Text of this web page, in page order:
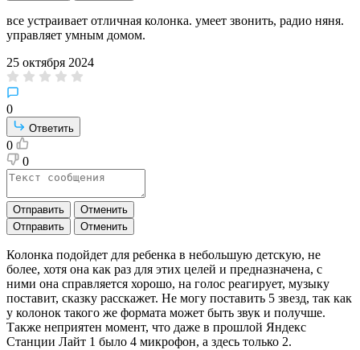
все устраивает отличная колонка. умеет звонить, радио няня.
управляет умным домом.
25 октября 2024
0
Ответить
0
0
Отправить
Отменить
Отправить
Отменить
Колонка подойдет для ребенка в небольшую детскую, не
более, хотя она как раз для этих целей и предназначена, с
ними она справляется хорошо, на голос реагирует, музыку
поставит, сказку расскажет. Не могу поставить 5 звезд, так как
у колонок такого же формата может быть звук и получше.
Также неприятен момент, что даже в прошлой Яндекс
Станции Лайт 1 было 4 микрофон, а здесь только 2.